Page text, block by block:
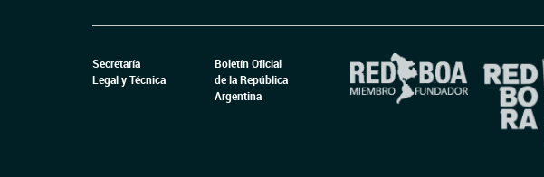
Secretaría
Legal y Técnica
Boletín Oficial
de la República
Argentina